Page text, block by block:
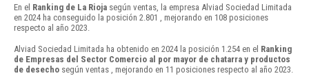
En el Ranking de La Rioja según ventas, la empresa Alviad Sociedad Limitada
en 2024 ha conseguido la posición 2.801 , mejorando en 108 posiciones
respecto al año 2023.
Alviad Sociedad Limitada ha obtenido en 2024 la posición 1.254 en el Ranking
de Empresas del Sector Comercio al por mayor de chatarra y productos
de desecho según ventas , mejorando en 11 posiciones respecto al año 2023.